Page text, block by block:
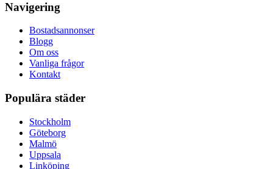
Navigering
Bostadsannonser
Blogg
Om oss
Vanliga frågor
Kontakt
Populära städer
Stockholm
Göteborg
Malmö
Uppsala
Linköping